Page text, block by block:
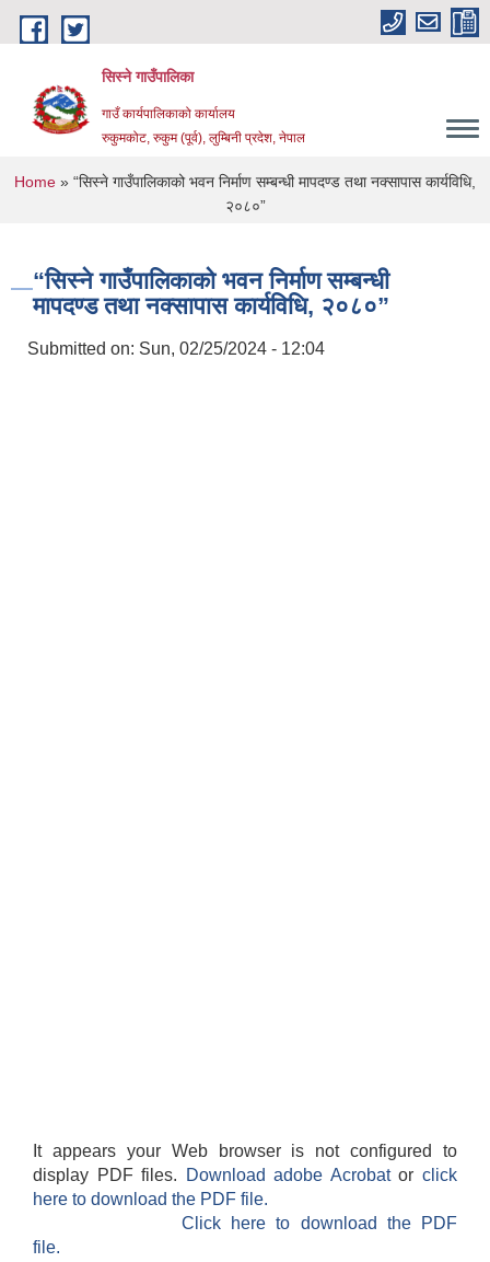
Skip to main content
सिस्ने गाउँपालिका
गाउँ कार्यपालिकाको कार्यालय
रुकुमकोट, रुकुम (पूर्व), लुम्बिनी प्रदेश, नेपाल
You are here
Home » “सिस्ने गाउँपालिकाको भवन निर्माण सम्बन्धी मापदण्ड तथा नक्सापास कार्यविधि,
२०८०”
“सिस्ने गाउँपालिकाको भवन निर्माण सम्बन्धी
मापदण्ड तथा नक्सापास कार्यविधि, २०८०”
Submitted on: Sun, 02/25/2024 - 12:04
It appears your Web browser is not configured to
display PDF files.
Download adobe Acrobatorclick
here to download the PDF file.
Click here to download the PDF
file.